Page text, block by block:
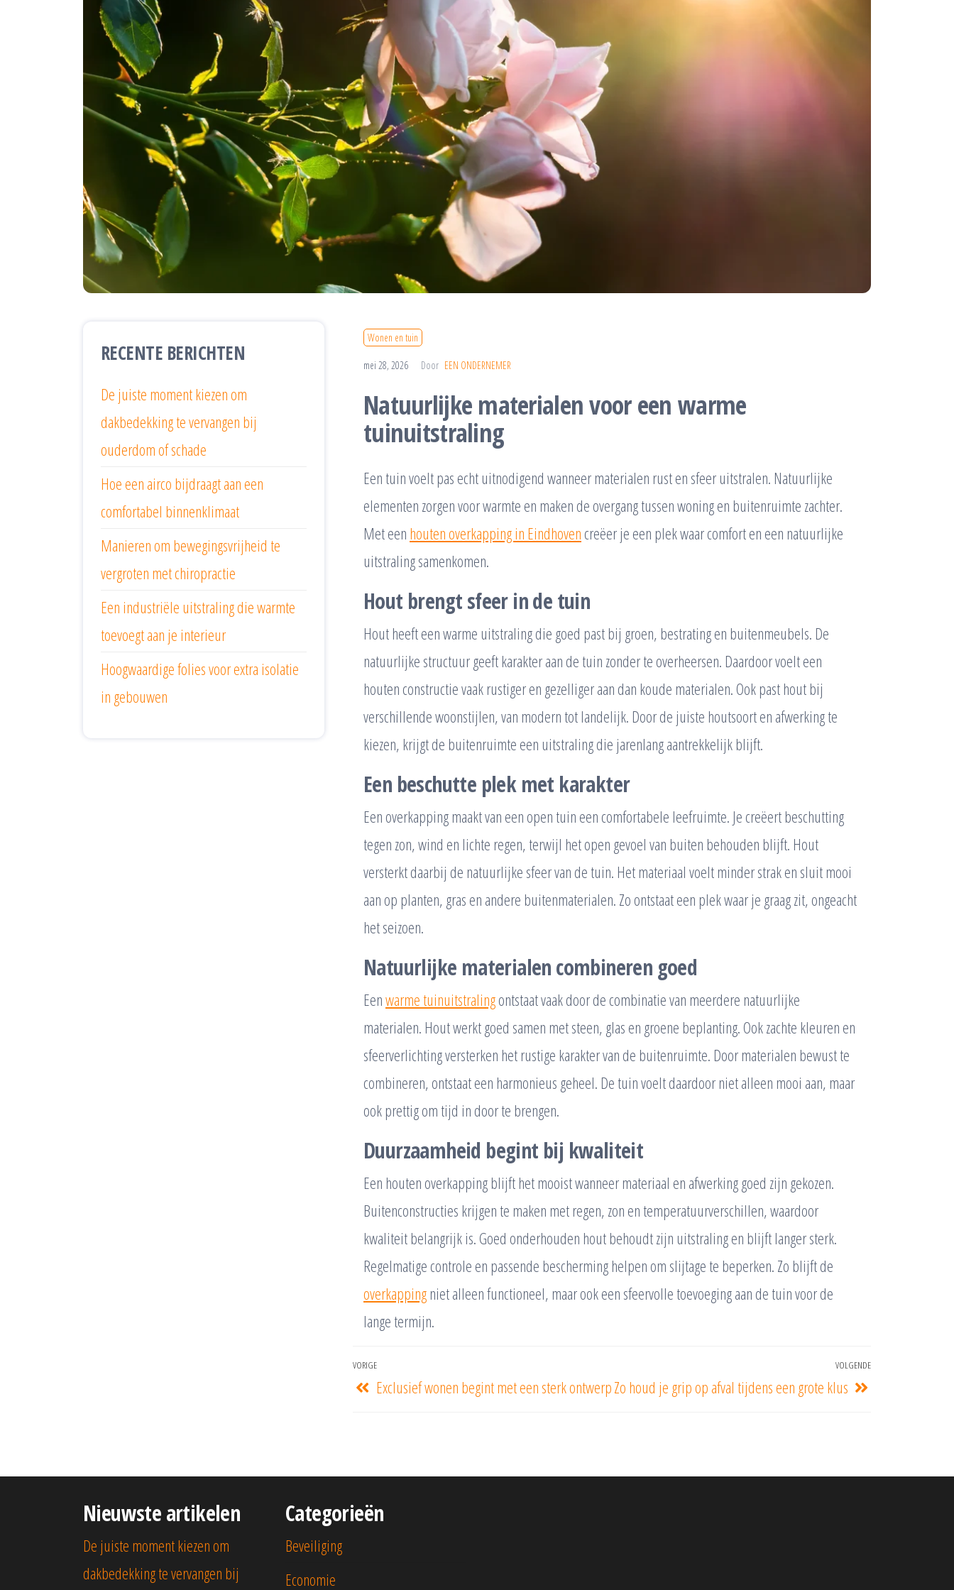
Wonen en tuin
mei 28, 2026 Door EEN ONDERNEMER
Natuurlijke materialen voor een warme
tuinuitstraling
Een tuin voelt pas echt uitnodigend wanneer materialen rust en sfeer uitstralen. Natuurlijke
elementen zorgen voor warmte en maken de overgang tussen woning en buitenruimte zachter.
Met een houten overkapping in Eindhoven creëer je een plek waar comfort en een natuurlijke
uitstraling samenkomen.
Hout brengt sfeer in de tuin
Hout heeft een warme uitstraling die goed past bij groen, bestrating en buitenmeubels. De
natuurlijke structuur geeft karakter aan de tuin zonder te overheersen. Daardoor voelt een
houten constructie vaak rustiger en gezelliger aan dan koude materialen. Ook past hout bij
verschillende woonstijlen, van modern tot landelijk. Door de juiste houtsoort en afwerking te
kiezen, krijgt de buitenruimte een uitstraling die jarenlang aantrekkelijk blijft.
Een beschutte plek met karakter
Een overkapping maakt van een open tuin een comfortabele leefruimte. Je creëert beschutting
tegen zon, wind en lichte regen, terwijl het open gevoel van buiten behouden blijft. Hout
versterkt daarbij de natuurlijke sfeer van de tuin. Het materiaal voelt minder strak en sluit mooi
aan op planten, gras en andere buitenmaterialen. Zo ontstaat een plek waar je graag zit, ongeacht
het seizoen.
Natuurlijke materialen combineren goed
Eenwarme tuinuitstralingontstaat vaak door de combinatie van meerdere natuurlijke
materialen. Hout werkt goed samen met steen, glas en groene beplanting. Ook zachte kleuren en
sfeerverlichting versterken het rustige karakter van de buitenruimte. Door materialen bewust te
combineren, ontstaat een harmonieus geheel. De tuin voelt daardoor niet alleen mooi aan, maar
ook prettig om tijd in door te brengen.
Duurzaamheid begint bij kwaliteit
Een houten overkapping blijft het mooist wanneer materiaal en afwerking goed zijn gekozen.
Buitenconstructies krijgen te maken met regen, zon en temperatuurverschillen, waardoor
kwaliteit belangrijk is. Goed onderhouden hout behoudt zijn uitstraling en blijft langer sterk.
Regelmatige controle en passende bescherming helpen om slijtage te beperken. Zo blijft de
overkapping niet alleen functioneel, maar ook een sfeervolle toevoeging aan de tuin voor de
lange termijn.
VORIGE
Exclusief wonen begint met een sterk ontwerp
VOLGENDE
Zo houd je grip op afval tijdens een grote klus
RECENTE BERICHTEN
De juiste moment kiezen om
dakbedekking te vervangen bij
ouderdom of schade
Hoe een airco bijdraagt aan een
comfortabel binnenklimaat
Manieren om bewegingsvrijheid te
vergroten met chiropractie
Een industriële uitstraling die warmte
toevoegt aan je interieur
Hoogwaardige folies voor extra isolatie
in gebouwen
Nieuwste artikelen
De juiste moment kiezen om
dakbedekking te vervangen bij
Categorieën
Beveiliging
Economie